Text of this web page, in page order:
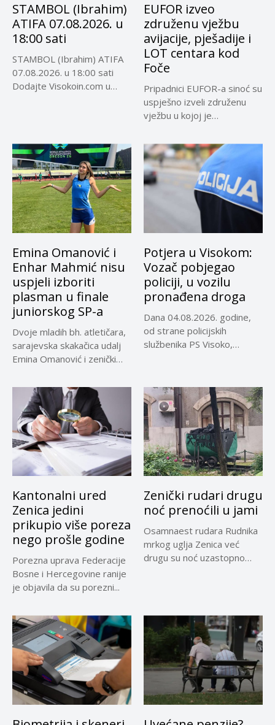
STAMBOL (Ibrahim)
ATIFA 07.08.2026. u
18:00 sati
STAMBOL (Ibrahim) ATIFA
07.08.2026. u 18:00 sati
Dodajte Visokoin.com u
EUFOR izveo
združenu vježbu
avijacije, pješadije i
LOT centara kod
Foče
Pripadnici EUFOR-a sinoć su
uspješno izveli združenu
vježbu u kojoj je
Emina Omanović i
Enhar Mahmić nisu
uspjeli izboriti
plasman u finale
juniorskog SP-a
Dvoje mladih bh. atletičara,
sarajevska skakačica udalj
Emina Omanović i zenički
Potjera u Visokom:
Vozač pobjegao
policiji, u vozilu
pronađena droga
Dana 04.08.2026. godine,
od strane policijskih
službenika PS Visoko,
Kantonalni ured
Zenica jedini
prikupio više poreza
nego prošle godine
Porezna uprava Federacije
Bosne i Hercegovine ranije
je objavila da su porezni...
Zenički rudari drugu
noć prenoćili u jami
Osamnaest rudara Rudnika
mrkog uglja Zenica već
drugu su noć uzastopno